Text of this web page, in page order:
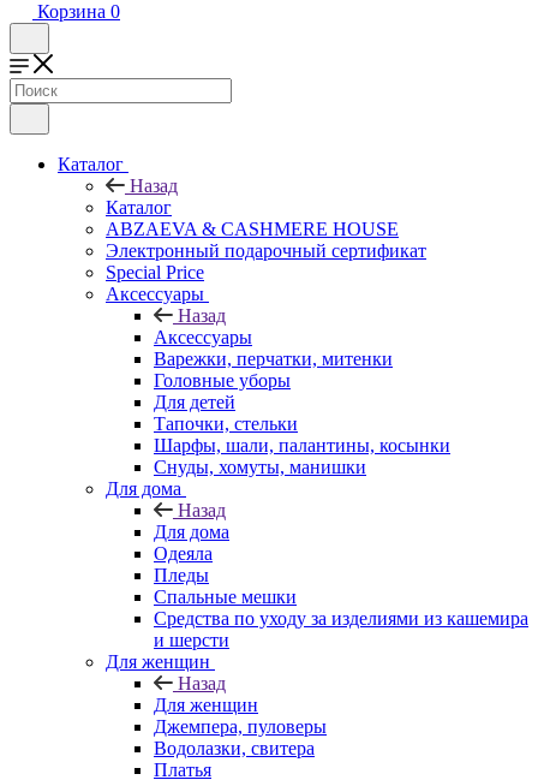
Корзина 0
Каталог
Назад
Каталог
ABZAEVA & CASHMERE HOUSE
Электронный подарочный сертификат
Special Price
Аксессуары
Назад
Аксессуары
Варежки, перчатки, митенки
Головные уборы
Для детей
Тапочки, стельки
Шарфы, шали, палантины, косынки
Снуды, хомуты, манишки
Для дома
Назад
Для дома
Одеяла
Пледы
Спальные мешки
Средства по уходу за изделиями из кашемира
и шерсти
Для женщин
Назад
Для женщин
Джемпера, пуловеры
Водолазки, свитера
Платья